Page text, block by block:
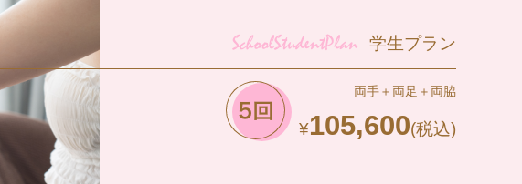
学生プラン
両手＋両足＋両脇
¥105,600(税込)